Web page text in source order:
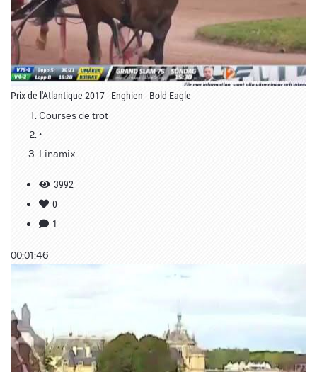
Prix de l'Atlantique 2017 - Enghien - Bold Eagle
Courses de trot
•
Linamix
3992
0
1
00:01:46